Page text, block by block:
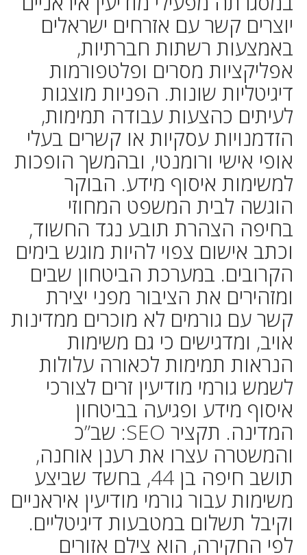
יוצרים קשר עם אזרחים ישראלים
באמצעות רשתות חברתיות,
אפליקציות מסרים ופלטפורמות
דיגיטליות שונות. הפניות מוצגות
לעיתים כהצעות עבודה תמימות,
הזדמנויות עסקיות או קשרים בעלי
אופי אישי ורומנטי, ובהמשך הופכות
למשימות איסוף מידע. הבוקר
הוגשה לבית המשפט המחוזי
בחיפה הצהרת תובע נגד החשוד,
וכתב אישום צפוי להיות מוגש בימים
הקרובים. במערכת הביטחון שבים
ומזהירים את הציבור מפני יצירת
קשר עם גורמים לא מוכרים ממדינות
אויב, ומדגישים כי גם משימות
הנראות תמימות לכאורה עלולות
לשמש גורמי מודיעין זרים לצורכי
איסוף מידע ופגיעה בביטחון
המדינה. תקציר SEO: שב”כ
והמשטרה עצרו את רענן אוחנה,
תושב חיפה בן 44, בחשד שביצע
משימות עבור גורמי מודיעין איראניים
וקיבל תשלום במטבעות דיגיטליים.
לפי החקירה, הוא צילם אזורים